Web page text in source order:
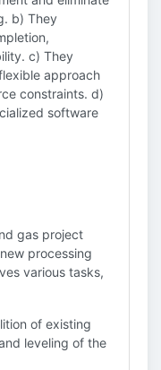
b) They
c) They
approach
constraints. d)
software
gas project
processing
various tasks,
of existing
leveling of the